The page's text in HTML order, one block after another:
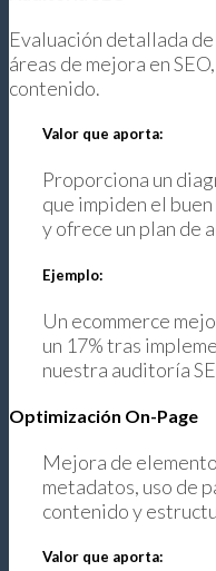
Evaluación detallada
áreas de mejora en
contenido.
Valor que aporta:
Proporciona un
que impiden el
y ofrece un plan de
Ejemplo:
Un ecommerce
un 17% tras
nuestra auditoría
Optimización On-Page
Mejora de
metadatos, uso de
contenido y
Valor que aporta: